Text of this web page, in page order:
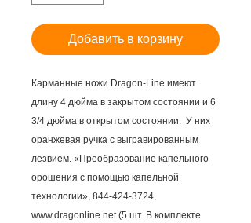
Добавить в корзину
Карманные ножи Dragon-Line имеют
длину 4 дюйма в закрытом состоянии и 6
3/4 дюйма в открытом состоянии. У них
оранжевая ручка с выгравированным
лезвием. «Преобразование капельного
орошения с помощью капельной
технологии», 844-424-3724,
www.dragonline.net (5 шт. В комплекте